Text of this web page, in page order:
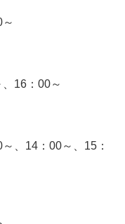
16：00～
、14：00～、15：